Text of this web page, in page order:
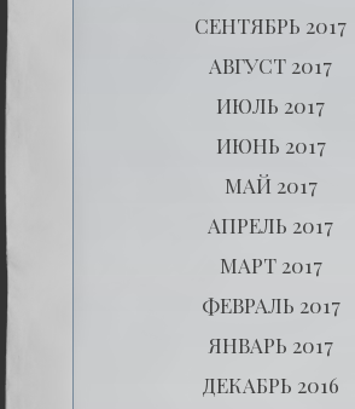
СЕНТЯБРЬ 2017
АВГУСТ 2017
ИЮЛЬ 2017
ИЮНЬ 2017
МАЙ 2017
АПРЕЛЬ 2017
МАРТ 2017
ФЕВРАЛЬ 2017
ЯНВАРЬ 2017
ДЕКАБРЬ 2016